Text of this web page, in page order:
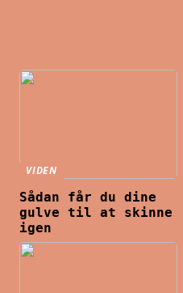
VIDEN
Sådan får du dine
gulve til at skinne
igen